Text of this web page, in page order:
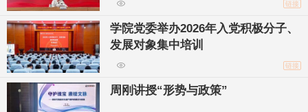
链接
学院党委举办2026年入党积极分子、
发展对象集中培训
链接
周刚讲授“形势与政策”